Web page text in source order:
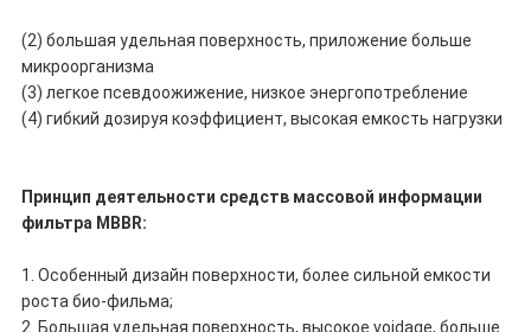
(2) большая удельная поверхность, приложение больше
микроорганизма
(3) легкое псевдоожижение, низкое энергопотребление
(4) гибкий дозируя коэффициент, высокая емкость нагрузки
Принцип деятельности средств массовой информации
фильтра MBBR:
1. Особенный дизайн поверхности, более сильной емкости
роста био-фильма;
2. Большая удельная поверхность, высокое voidage, больше